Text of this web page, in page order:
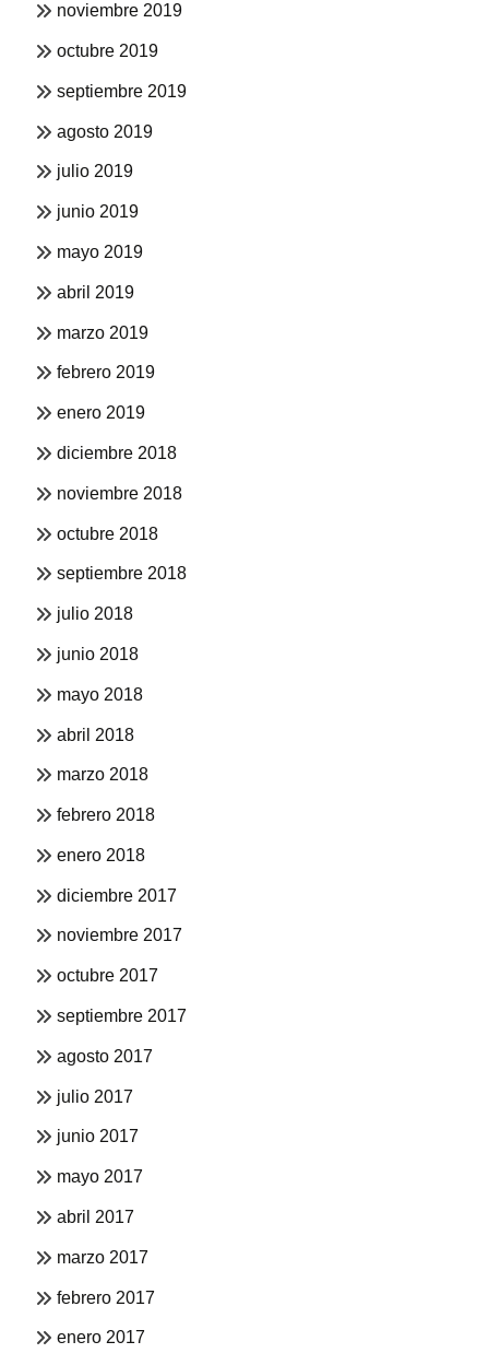
noviembre 2019
octubre 2019
septiembre 2019
agosto 2019
julio 2019
junio 2019
mayo 2019
abril 2019
marzo 2019
febrero 2019
enero 2019
diciembre 2018
noviembre 2018
octubre 2018
septiembre 2018
julio 2018
junio 2018
mayo 2018
abril 2018
marzo 2018
febrero 2018
enero 2018
diciembre 2017
noviembre 2017
octubre 2017
septiembre 2017
agosto 2017
julio 2017
junio 2017
mayo 2017
abril 2017
marzo 2017
febrero 2017
enero 2017